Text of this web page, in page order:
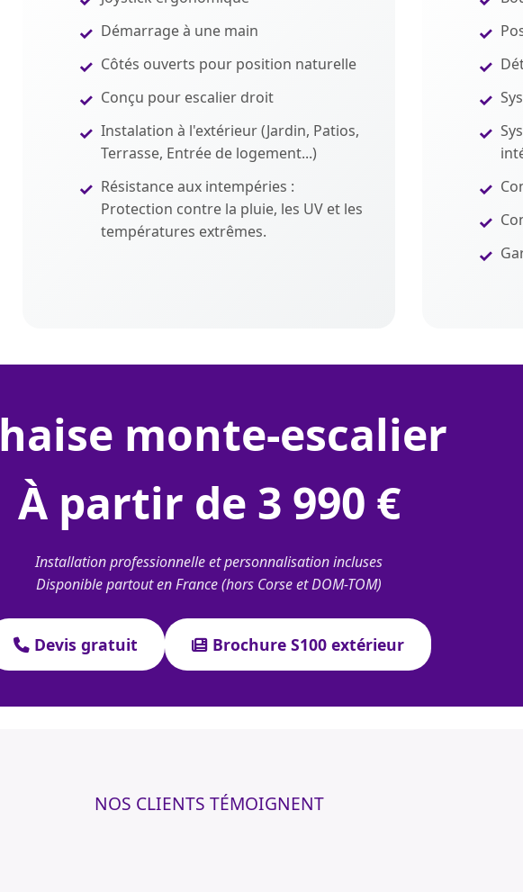
Démarrage à une main
Côtés ouverts pour position naturelle
Conçu pour escalier droit
Instalation à l'extérieur (Jardin, Patios,
Terrasse, Entrée de logement...)
Résistance aux intempéries :
Protection contre la pluie, les UV et les
températures extrêmes.
chaise monte-escalier
À partir de 3 990 €
Installation professionnelle et personnalisation incluses
Disponible partout en France (hors Corse et DOM-TOM)
Devis gratuit Brochure S100 extérieur
NOS CLIENTS TÉMOIGNENT